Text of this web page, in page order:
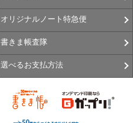
オリジナルノート特急便
書きま帳査隊
選べるお支払方法